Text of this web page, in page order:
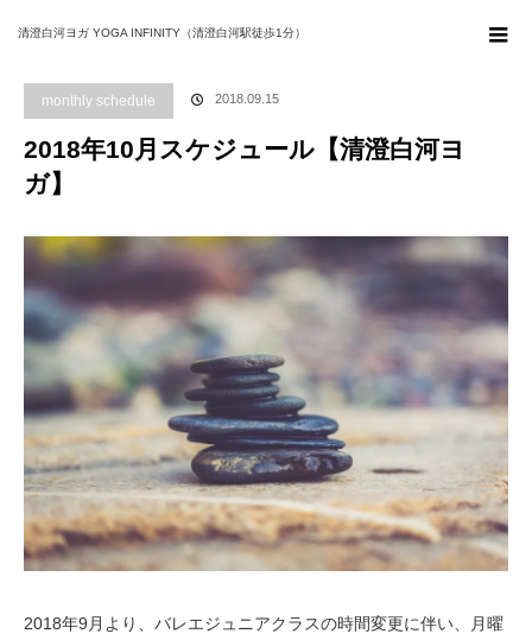
清澄白河ヨガ YOGA INFINITY（清澄白河駅徒歩1分）
ブログ
monthly schedule 2018年10月スケジュール【清澄白河ヨ
monthly schedule 2018.09.15
2018年10月スケジュール【清澄白河ヨ
ガ】
2018年9月より、バレエジュニアクラスの時間変更に伴い、月曜